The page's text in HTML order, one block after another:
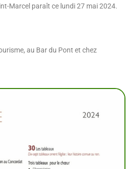
Marcel paraît ce lundi 27 mai 2024.
au Bar du Pont et chez